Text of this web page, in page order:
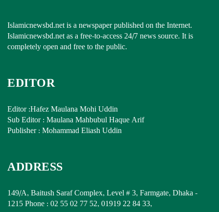
Islamicnewsbd.net is a newspaper published on the Internet.
Islamicnewsbd.net as a free-to-access 24/7 news source. It is
completely open and free to the public.
EDITOR
Editor :Hafez Maulana Mohi Uddin
Sub Editor : Maulana Mahbubul Haque Arif
Publisher : Mohammad Eliash Uddin
ADDRESS
149/A, Baitush Saraf Complex, Level # 3, Farmgate, Dhaka -
1215 Phone : 02 55 02 77 52, 01919 22 84 33,